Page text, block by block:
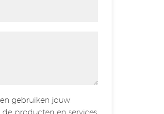
gebruiken jouw